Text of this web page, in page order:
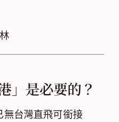
」是必要的？
台灣直飛可銜接